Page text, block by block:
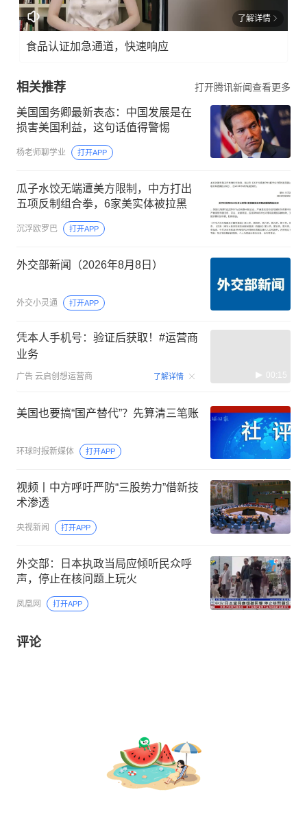
了解详情
食品认证加急通道，快速响应
相关推荐 打开腾讯新闻查看更多
美国国务卿最新表态：中国发展是在
损害美国利益，这句话值得警惕
杨老师聊学业 打开APP
瓜子水饺无端遭美方限制，中方打出
五项反制组合拳，6家美实体被拉黑
沉浮欧罗巴 打开APP
外交部新闻（2026年8月8日）
外交小灵通 打开APP
凭本人手机号：验证后获取！#运营商
业务
广告 云启创想运营商 了解详情 00:15
美国也要搞“国产替代”？先算清三笔账
环球时报新媒体 打开APP
视频丨中方呼吁严防“三股势力”借新技
术渗透
央视新闻 打开APP
外交部：日本执政当局应倾听民众呼
声，停止在核问题上玩火
凤凰网 打开APP
评论